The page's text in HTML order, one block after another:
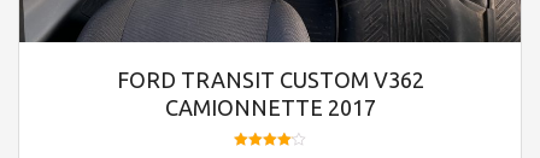
FORD TRANSIT CUSTOM V362
CAMIONNETTE 2017